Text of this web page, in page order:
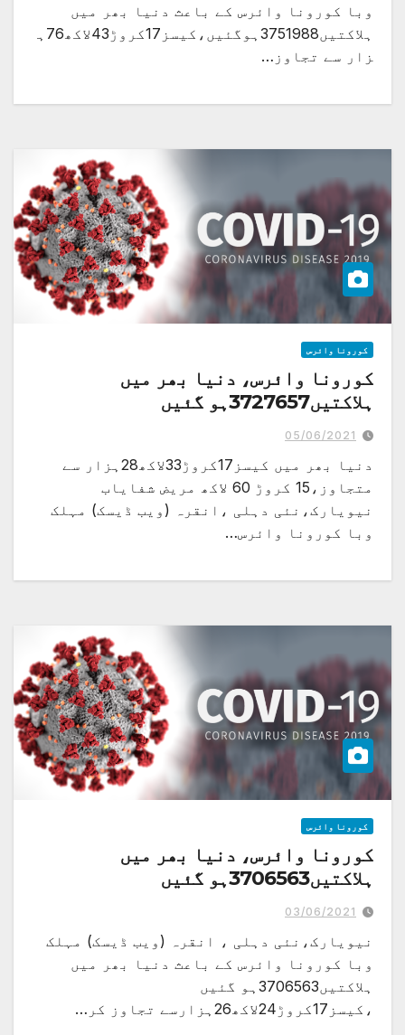
وبا کورونا وائرس کے باعث دنیا بھر میں
ہلاکتیں3751988ہوگئیں،کیسز17کروڑ43لاکھ76ہ
زار سے تجاوز…
کورونا وائرس
کورونا وائرس، دنیا بھر میں
ہلاکتیں3727657ہو گئیں
05/06/2021
دنیا بھر میں کیسز17کروڑ33لاکھ28ہزار سے
متجاوز،15 کروڑ 60 لاکھ مریض شفایاب
نیویارک،نئی دہلی ،انقرہ (ویب ڈیسک) مہلک
وبا کورونا وائرس…
کورونا وائرس
کورونا وائرس، دنیا بھر میں
ہلاکتیں3706563ہو گئیں
03/06/2021
نیویارک،نئی دہلی ، انقرہ (ویب ڈیسک) مہلک
وبا کورونا وائرس کے باعث دنیا بھر میں
ہلاکتیں3706563ہو گئیں
،کیسز17کروڑ24لاکھ26ہزارسے تجاوز کر…